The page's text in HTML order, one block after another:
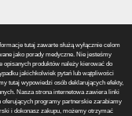
tutaj zawarte służą wyłącznie celom
jako porady medyczne. Nie jesteśmy
opisanych produktów należy kierować do
jakichkolwiek pytań lub wątpliwości
tutaj wypowiedzi osób deklarujących efekty,
Nasza strona internetowa zawiera linki
programy partnerskie zarabiamy
i dokonasz zakupu, możemy otrzymać